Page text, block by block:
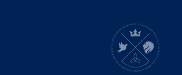
Hemel (31)
Israel (14)
Millennium(1)